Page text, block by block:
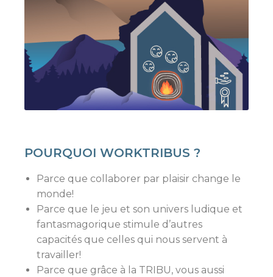
POURQUOI WORKTRIBUS ?
Parce que collaborer par plaisir change le
monde!
Parce que le jeu et son univers ludique et
fantasmagorique stimule d’autres
capacités que celles qui nous servent à
travailler!
Parce que grâce à la TRIBU, vous aussi